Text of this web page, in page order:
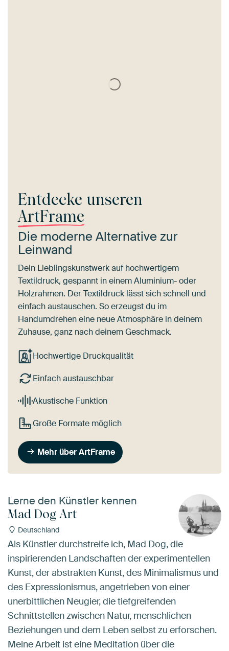
Entdecke unseren
ArtFrame
Die moderne Alternative zur
Leinwand
Dein Lieblingskunstwerk auf hochwertigem
Textildruck, gespannt in einem Aluminium- oder
Holzrahmen. Der Textildruck lässt sich schnell und
einfach austauschen. So erzeugst du im
Handumdrehen eine neue Atmosphäre in deinem
Zuhause, ganz nach deinem Geschmack.
Hochwertige Druckqualität
Einfach austauschbar
Akustische Funktion
Große Formate möglich
Mehr über ArtFrame
Lerne den Künstler kennen
Mad Dog Art
Deutschland
Als Künstler durchstreife ich, Mad Dog, die
inspirierenden Landschaften der experimentellen
Kunst, der abstrakten Kunst, des Minimalismus und
des Expressionismus, angetrieben von einer
unerbittlichen Neugier, die tiefgreifenden
Schnittstellen zwischen Natur, menschlichen
Beziehungen und dem Leben selbst zu erforschen.
Meine Arbeit ist eine Meditation über die